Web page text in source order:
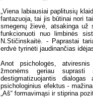
„Viena labiausiai paplitusių
fantazuoja, tai jis būtinai nori
smegenų žievė, atsakinga už
funkcionuoti nuo limbinės
N.Stičinskaitė. - Paprastai
erdvė tyrinėti jaudinančias
Anot psichologės,
žmonėms geriau
destigmatizuojantis
psichologinius efektus -
„Aš“ formavimąsi ir stiprina